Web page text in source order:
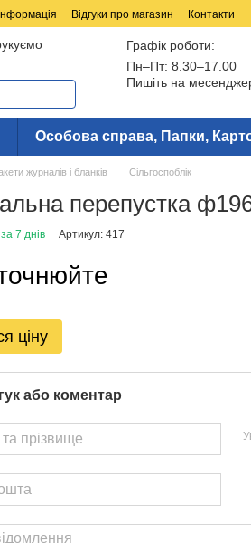
Інформація Відгуки про магазин Контакти
Графік роботи:
Пн–Пт: 8.30–17.00
Пишіть на
Особова справа, Папки,
журналів і бланків Сільгоспоблік
перепустка
7 днів Артикул: 417
ціну
або коментар